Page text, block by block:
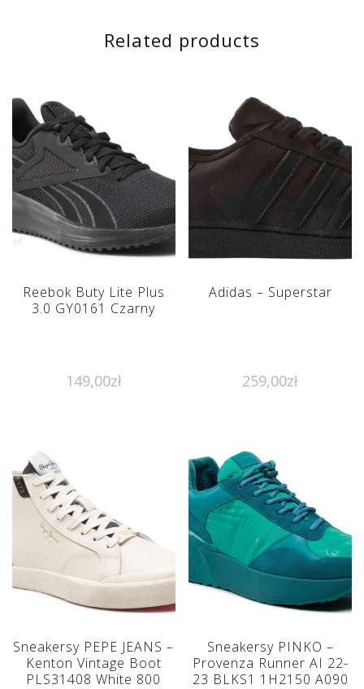
Related products
Reebok Buty Lite Plus
3.0 GY0161 Czarny
149,00zł
Adidas – Superstar
259,00zł
Sneakersy PEPE JEANS –
Kenton Vintage Boot
PLS31408 White 800
Sneakersy PINKO –
Provenza Runner AI 22-
23 BLKS1 1H2150 A090